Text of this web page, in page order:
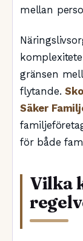
mellan
gränsen
flytande.
Säker
för både
Vilka